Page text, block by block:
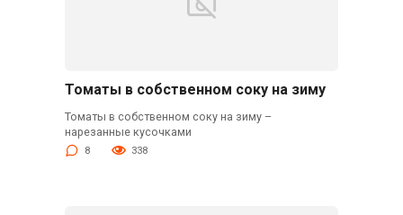
Томаты в собственном соку на зиму
Томаты в собственном соку на зиму –
нарезанные кусочками
8 338